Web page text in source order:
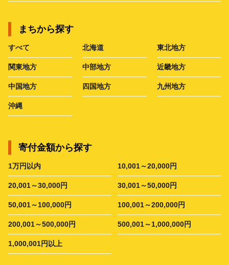
まちから探す
すべて 北海道 東北地方
関東地方 中部地方 近畿地方
中国地方 四国地方 九州地方
沖縄
寄付金額から探す
1万円以内 10,001～20,000円
20,001～30,000円 30,001～50,000円
50,001～100,000円 100,001～200,000円
200,001～500,000円 500,001～1,000,000円
1,000,001円以上